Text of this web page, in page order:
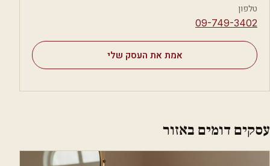
טלפון
⁦09-749-3402⁩
אמת את העסק שלי
עסקים דומים באזור